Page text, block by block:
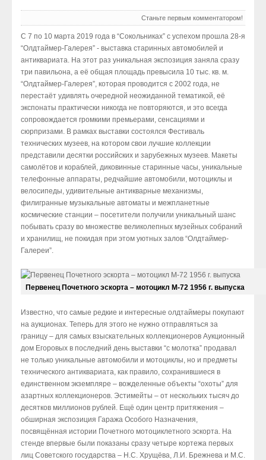
Станьте первым комментатором!
С 7 по 10 марта 2019 года в “Сокольниках” с успехом прошла 28-я
“Олдтаймер-Галерея” - выставка старинных автомобилей и
антиквариата. На этот раз уникальная экспозиция заняла сразу
три павильона, а её общая площадь превысила 10 тыс. кв. м.
“Олдтаймер-Галерея”, которая проводится с 2002 года, не
перестаёт удивлять очередной неожиданной тематикой, её
экспонаты практически никогда не повторяются, и это всегда
сопровождается громкими премьерами, сенсациями и
сюрпризами. В рамках выставки состоялся Фестиваль
технических музеев, на котором свои лучшие коллекции
представили десятки российских и зарубежных музеев. Макеты
самолётов и кораблей, диковинные старинные часы, уникальные
телефонные аппараты, редчайшие автомобили, мотоциклы и
велосипеды, удивительные антикварные механизмы,
филигранные музыкальные автоматы и межпланетные
космические станции – посетители получили уникальный шанс
побывать сразу во множестве великолепных музейных собраний
и хранилищ, не покидая при этом уютных залов “Олдтаймер-
Галереи”.
Первенец Почетного эскорта – мотоцикл М-72 1956 г. выпуска
Известно, что самые редкие и интересные олдтаймеры покупают
на аукционах. Теперь для этого не нужно отправляться за
границу – для самых взыскательных коллекционеров Аукционный
дом Егоровых в последний день выставки “с молотка” продавал
не только уникальные автомобили и мотоциклы, но и предметы
технического антиквариата, как правило, сохранившиеся в
единственном экземпляре – вожделенные объекты “охоты” для
азартных коллекционеров. Эстимейты – от нескольких тысяч до
десятков миллионов рублей. Ещё один центр притяжения –
обширная экспозиция Гаража Особого Назначения,
посвящённая истории Почетного мотоциклетного эскорта. На
стенде впервые были показаны сразу четыре кортежа первых
лиц Советского государства – Н.С. Хрущёва, Л.И. Брежнева и М.С.